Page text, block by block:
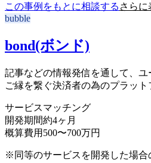
この事例をもとに相談する さらに
bubble
bond(ボンド)
記事などの情報発信を通して、
ご縁を繋ぐ決済者の為のプラット
サービスマッチング
開発期間約4ヶ月
概算費用 500〜700万円
※同等のサービスを開発した場合